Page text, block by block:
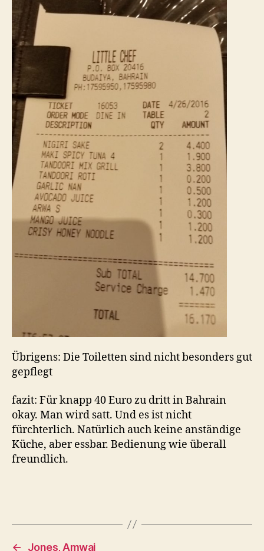
Übrigens: Die Toiletten sind nicht besonders gut
gepflegt
fazit: Für knapp 40 Euro zu dritt in Bahrain
okay. Man wird satt. Und es ist nicht
fürchterlich. Natürlich auch keine anständige
Küche, aber essbar. Bedienung wie überall
freundlich.
←
Jones, Amwaj